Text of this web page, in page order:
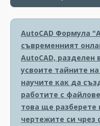
AutoCAD Формула
съвременният
AutoCAD, разделен
усвоите тайните
научите как да
работите с
това ще разберете
чертежите си чрез